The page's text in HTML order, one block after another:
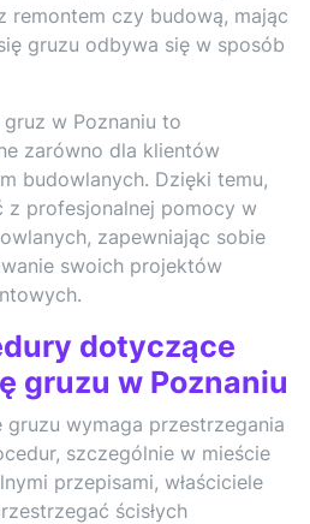
remontem czy budową, mając
gruzu odbywa się w sposób
w Poznaniu to
zarówno dla klientów
budowlanych. Dzięki temu,
z profesjonalnej pomocy w
zapewniając sobie
swoich projektów
dotyczące
gruzu w Poznaniu
gruzu wymaga przestrzegania
szczególnie w mieście
przepisami, właściciele
ścisłych